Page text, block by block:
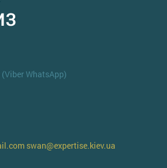
WhatsApp)
swan@expertise.kiev.ua